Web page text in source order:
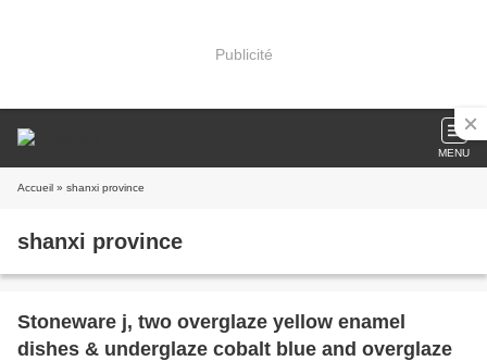
Publicité
MENU
Accueil » shanxi province
shanxi province
Stoneware j, two overglaze yellow enamel
dishes & underglaze cobalt blue and overglaze